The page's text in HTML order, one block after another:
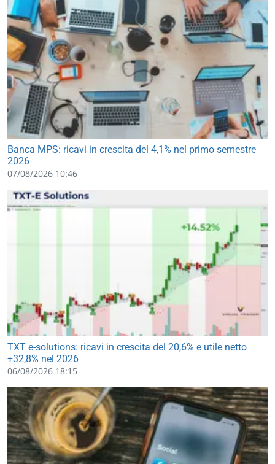
Banca MPS: ricavi in crescita del 4,1% nel primo semestre
2026
07/08/2026 10:46
TXT e-solutions: ricavi in crescita del 20,6% e utile netto
+32,8% nel 2026
06/08/2026 18:15